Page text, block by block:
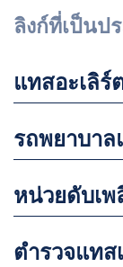
ลิงก์ที่เป็นป
แทสอะเลิร์
รถพยาบาล
หน่วยดับเพ
ตำรวจแทส